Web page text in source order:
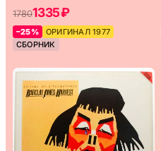
17801335 ₽
–25%
ОРИГИНАЛ 1977
СБОРНИК